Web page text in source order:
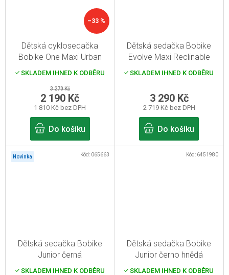
–33 %
Dětská cyklosedačka
Bobike One Maxi Urban
Grey Pro sedlovou trubku
SKLADEM IHNED K ODBĚRU
3 270 Kč
1 810 Kč bez DPH
2 190 Kč
Do košíku
Dětská sedačka Bobike
Evolve Maxi Reclinable
Frame green/grey
SKLADEM IHNED K ODBĚRU
2 719 Kč bez DPH
3 290 Kč
Do košíku
Novinka
Dětská sedačka Bobike
Junior černá
SKLADEM IHNED K ODBĚRU
Kód: 065663
Dětská sedačka Bobike
Junior černo hnědá
SKLADEM IHNED K ODBĚRU
Kód: 6451980